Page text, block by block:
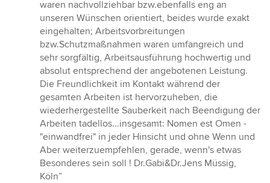
waren nachvollziehbar bzw.ebenfalls eng an
unseren Wünschen orientiert, beides wurde exakt
eingehalten; Arbeitsvorbreitungen
bzw.Schutzmaßnahmen waren umfangreich und
sehr sorgfältig, Arbeitsausführung hochwertig und
absolut entsprechend der angebotenen Leistung.
Die Freundlichkeit im Kontakt während der
gesamten Arbeiten ist hervorzuheben, die
wiederhergestellte Sauberkeit nach Beendigung der
Arbeiten tadellos...insgesamt: Nomen est Omen -
"einwandfrei" in jeder Hinsicht und ohne Wenn und
Aber weiterzuempfehlen, gerade, wenn's etwas
Besonderes sein soll ! Dr.Gabi&Dr.Jens Müssig,
Köln”